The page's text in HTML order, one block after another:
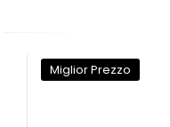
Miglior Prezzo